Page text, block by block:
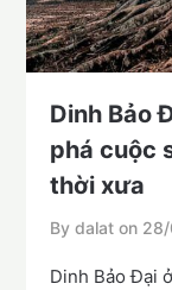
Dinh Bảo
phá cuộc
thời xưa
By dalat on
Dinh Bảo Đại